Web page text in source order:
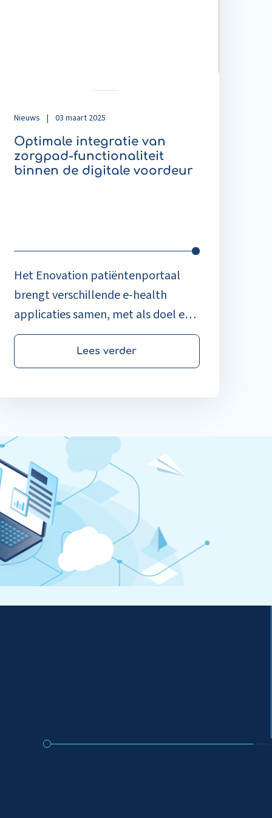
Nieuws | 03 maart 2025
Optimale integratie van
zorgpad-functionaliteit
binnen de digitale voordeur
Het Enovation patiëntenportaal
brengt verschillende e-health
applicaties samen, met als doel een
eenduidig en vertrouwd
vertrekpunt voor de patiënt aan te
bieden; één plek waar notificaties
Lees verder